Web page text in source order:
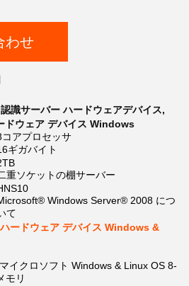
わせ
識サーバー ハードウェアデバイス,
ドウェア デバイス Windows
コアプロセッサ
ギガバイト
重ソケットの棚サーバー
Windows Server® 2008 につ
て
ードウェア デバイス Windows &
イクロソフト Windows & Linux OS 8-
モリ